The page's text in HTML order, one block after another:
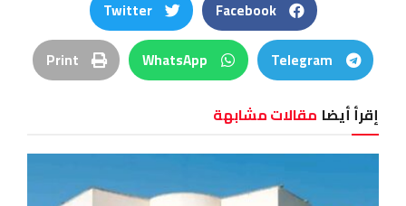
Facebook
Twitter
Telegram
WhatsApp
Print
إقرأ أيضا مقالات مشابهة